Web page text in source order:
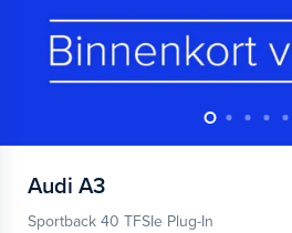
Audi A3
Sportback 40 TFSIe Plug-In